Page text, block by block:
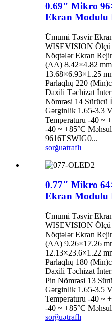
0.69" Mikro
Ekran Modulu
Ümumi Təsvir
WISEVISION Ölçü
Nöqtələr Ekran
(AA) 8.42×4.82
13.68×6.93×1.25
Parlaqlıq 220
Daxili Təchizat
Nömrəsi 14 Sürücü
Gərginlik 1.65-3.3
Temperaturu -40 ~
-40 ~ +85°C
9616TSWIG0...
sorğuətraflı
0.77" Mikro
Ekran Modulu
Ümumi Təsvir
WISEVISION Ölçü
Nöqtələr Ekran
(AA) 9.26×17.26
12.13×23.6×1.22
Parlaqlıq 180
Daxili Təchizat
Pin Nömrəsi 13
Gərginlik 1.65-3.5
Temperaturu -40 ~
-40 ~ +85°C
sorğuətraflı